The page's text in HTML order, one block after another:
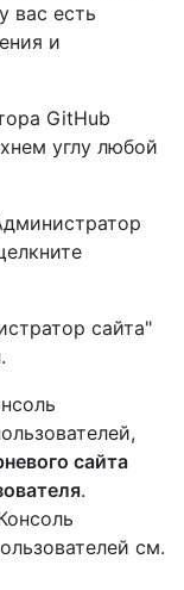
вас есть
и
GitHub
углу любой
сайта"
.
сайта
.
см.